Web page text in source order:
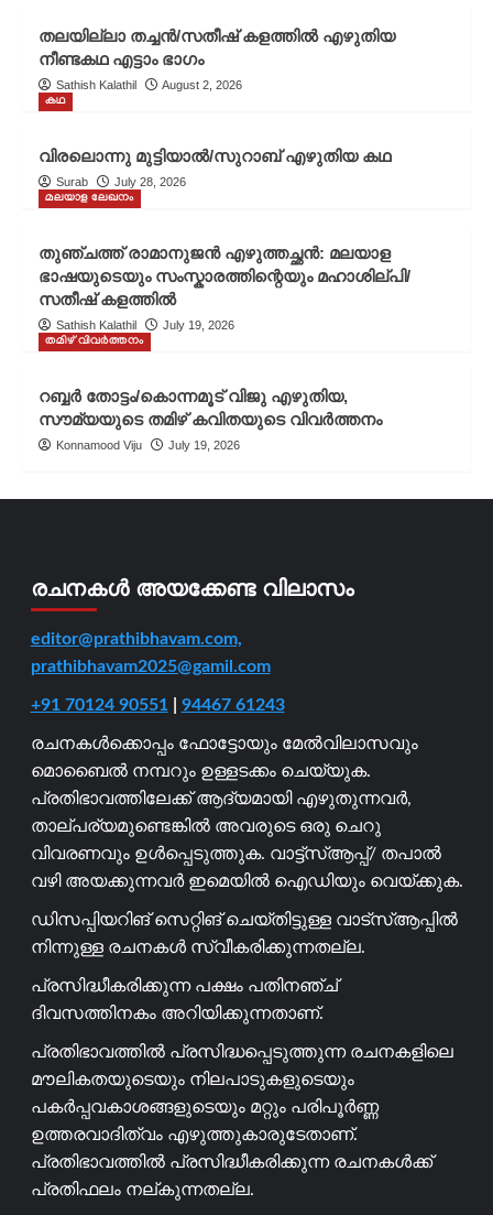
തലയില്ലാ തച്ചൻ/സതീഷ് കളത്തിൽ എഴുതിയ
നീണ്ടകഥ എട്ടാം ഭാഗം
Sathish Kalathil August 2, 2026
കഥ
വിരലൊന്നു മുട്ടിയാൽ/സുറാബ് എഴുതിയ കഥ
Surab July 28, 2026
മലയാള ലേഖനം
തുഞ്ചത്ത് രാമാനുജൻ എഴുത്തച്ഛൻ: മലയാള
ഭാഷയുടെയും സംസ്കാരത്തിന്റെയും മഹാശില്പി/
സതീഷ് കളത്തിൽ
Sathish Kalathil July 19, 2026
തമിഴ് വിവർത്തനം
റബ്ബർ തോട്ടം/കൊന്നമൂട് വിജു എഴുതിയ,
സൗമ്യയുടെ തമിഴ് കവിതയുടെ വിവർത്തനം
Konnamood Viju July 19, 2026
രചനകൾ അയക്കേണ്ട വിലാസം
editor@prathibhavam.com,
prathibhavam2025@gamil.com
+91 70124 90551| 94467 61243
രചനകൾക്കൊപ്പം ഫോട്ടോയും മേൽവിലാസവും
മൊബൈൽ നമ്പറും ഉള്ളടക്കം ചെയ്യുക.
പ്രതിഭാവത്തിലേക്ക് ആദ്യമായി എഴുതുന്നവർ,
താല്പര്യമുണ്ടെങ്കിൽ അവരുടെ ഒരു ചെറു
വിവരണവും ഉൾപ്പെടുത്തുക. വാട്ട്സ്ആപ്പ്/ തപാൽ
വഴി അയക്കുന്നവർ ഇമെയിൽ ഐഡിയും വെയ്ക്കുക.
ഡിസപ്പിയറിങ് സെറ്റിങ് ചെയ്തിട്ടുള്ള വാട്സ്ആപ്പിൽ
നിന്നുള്ള രചനകൾ സ്വീകരിക്കുന്നതല്ല.
പ്രസിദ്ധീകരിക്കുന്ന പക്ഷം പതിനഞ്ച്
ദിവസത്തിനകം അറിയിക്കുന്നതാണ്.
പ്രതിഭാവത്തിൽ പ്രസിദ്ധപ്പെടുത്തുന്ന രചനകളിലെ
മൗലികതയുടെയും നിലപാടുകളുടെയും
പകർപ്പവകാശങ്ങളുടെയും മറ്റും പരിപൂർണ്ണ
ഉത്തരവാദിത്വം എഴുത്തുകാരുടേതാണ്.
പ്രതിഭാവത്തിൽ പ്രസിദ്ധീകരിക്കുന്ന രചനകൾക്ക്
പ്രതിഫലം നല്കുന്നതല്ല.